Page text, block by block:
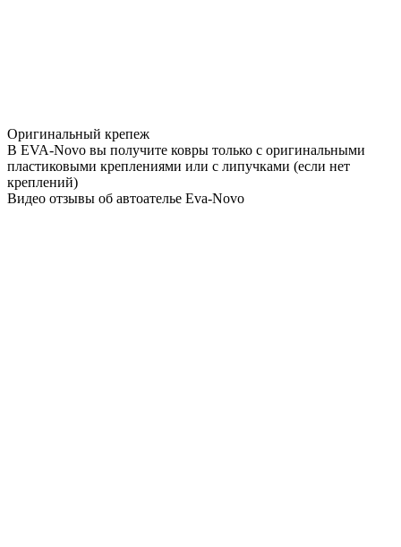
Оригинальный крепеж
В EVA-Novo вы получите ковры только с оригинальными
пластиковыми креплениями или с липучками (если нет
креплений)
Видео отзывы об автоателье Eva-Novo